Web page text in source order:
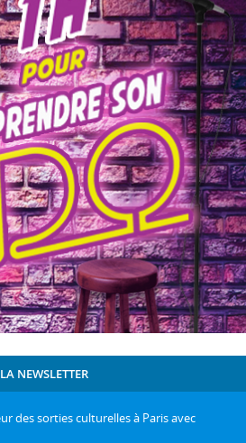
LA NEWSLETTER
des sorties culturelles à Paris avec